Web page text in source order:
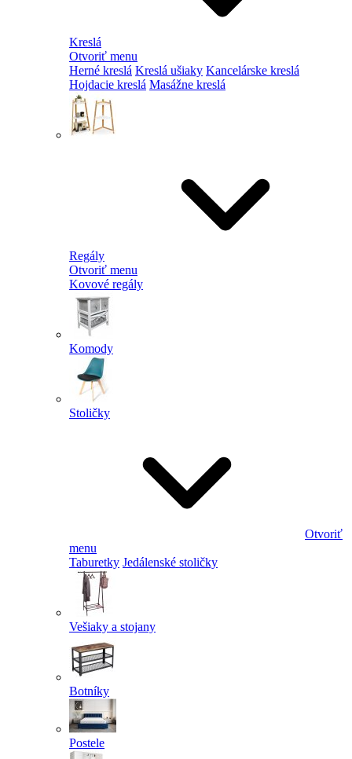
Kreslá
Otvoriť menu
Herné kreslá Kreslá ušiaky Kancelárske kreslá
Hojdacie kreslá Masážne kreslá
Regály
Otvoriť menu
Kovové regály
Komody
Stoličky
Otvoriť
menu
Taburetky Jedálenské stoličky
Vešiaky a stojany
Botníky
Postele